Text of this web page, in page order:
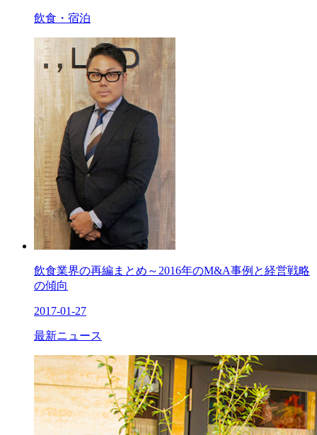
飲食・宿泊
飲食業界の再編まとめ～2016年のM&A事例と経営戦略
の傾向
2017-01-27
最新ニュース